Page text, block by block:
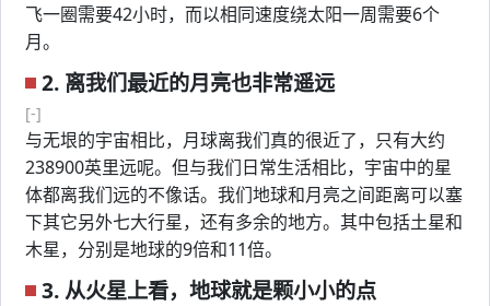
飞一圈需要42小时，而以相同速度绕太阳一周需要6个
月。
2. 离我们最近的月亮也非常遥远
[-]
与无垠的宇宙相比，月球离我们真的很近了，只有大约
238900英里远呢。但与我们日常生活相比，宇宙中的星
体都离我们远的不像话。我们地球和月亮之间距离可以塞
下其它另外七大行星，还有多余的地方。其中包括土星和
木星，分别是地球的9倍和11倍。
3. 从火星上看，地球就是颗小小的点